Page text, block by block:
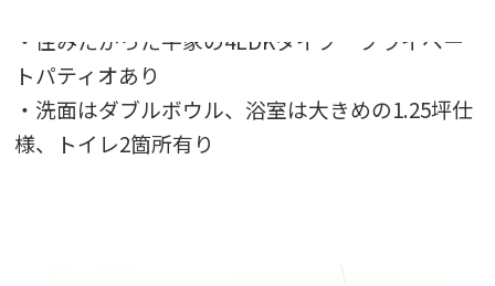
・住みたかった平家の4LDKタイプ プライベー
トパティオあり
・洗面はダブルボウル、浴室は大きめの1.25坪仕
様、トイレ2箇所有り